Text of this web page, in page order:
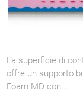
La superficie di
offre un supporto
Foam MD con ...